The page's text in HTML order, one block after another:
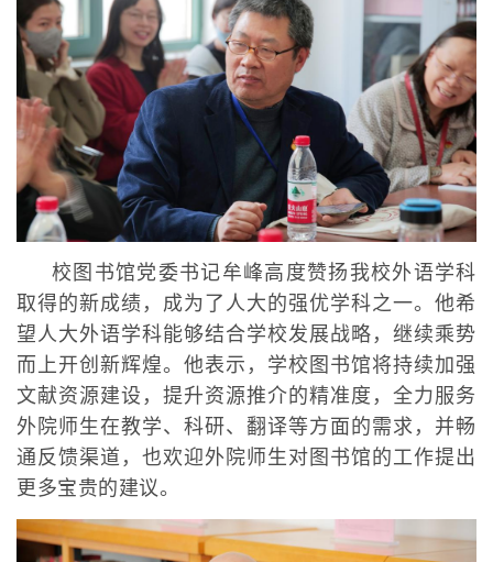
校图书馆党委书记牟峰高度赞扬我校外语学科
取得的新成绩，成为了人大的强优学科之一。他希
望人大外语学科能够结合学校发展战略，继续乘势
而上开创新辉煌。他表示，学校图书馆将持续加强
文献资源建设，提升资源推介的精准度，全力服务
外院师生在教学、科研、翻译等方面的需求，并畅
通反馈渠道，也欢迎外院师生对图书馆的工作提出
更多宝贵的建议。